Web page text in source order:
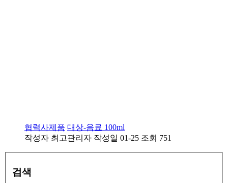
협력사제품 대상-음료 100ml
작성자 최고관리자 작성일 01-25 조회 751
검색